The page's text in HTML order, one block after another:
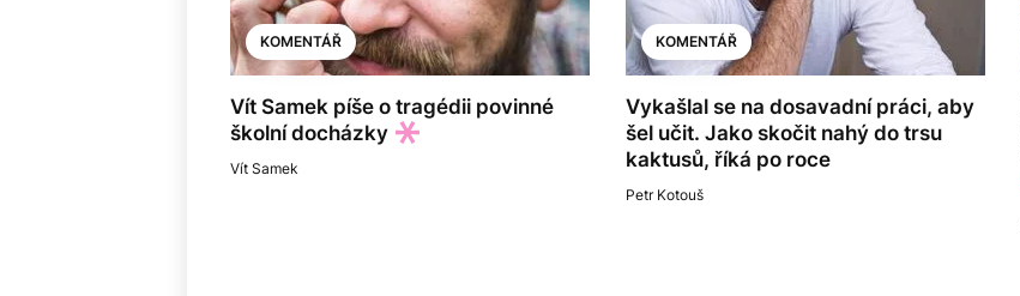
KOMENTÁŘ
Vít Samek píše o tragédii povinné
školní docházky
Vít Samek
KOMENTÁŘ
Vykašlal se na dosavadní práci, aby
šel učit. Jako skočit nahý do trsu
kaktusů, říká po roce
Petr Kotouš